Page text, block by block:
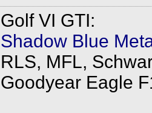
Golf VI GTI:
Shadow Blue
RLS, MFL,
Goodyear Eagle